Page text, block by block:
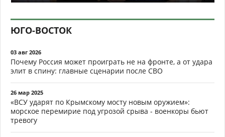
ЮГО-ВОСТОК
03 авг 2026
Почему Россия может проиграть не на фронте, а от удара
элит в спину: главные сценарии после СВО
26 мар 2025
«ВСУ ударят по Крымскому мосту новым оружием»:
морское перемирие под угрозой срыва - военкоры бьют
тревогу